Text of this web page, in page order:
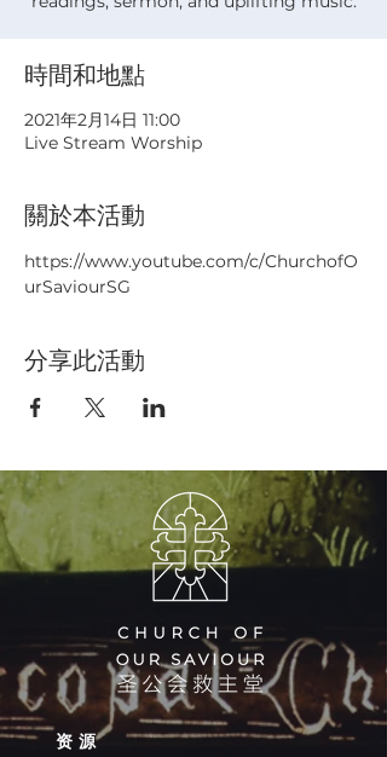
時間和地點
2021年2月14日 11:00
Live Stream Worship
關於本活動
https://www.youtube.com/c/ChurchofO
urSaviourSG
分享此活動
资源